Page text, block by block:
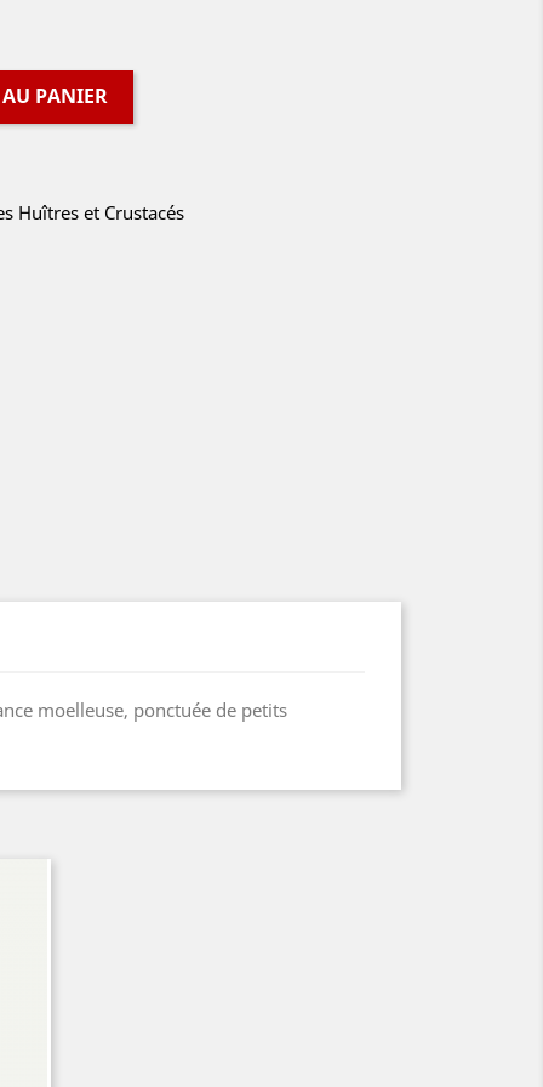
PANIER
Huîtres et Crustacés
moelleuse, ponctuée de petits